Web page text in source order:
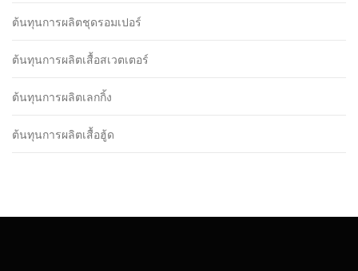
ต้นทุนการผลิตชุดรอมเปอร์
ต้นทุนการผลิตเสื้อสเวตเตอร์
ต้นทุนการผลิตเลกกิ้ง
ต้นทุนการผลิตเสื้อฮู้ด